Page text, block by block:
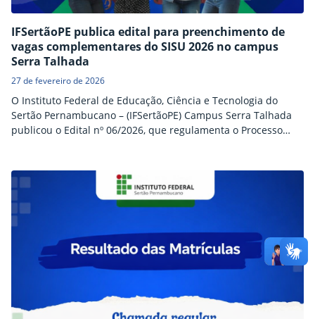
IFSertãoPE publica edital para preenchimento de
vagas complementares do SISU 2026 no campus
Serra Talhada
27 de fevereiro de 2026
O Instituto Federal de Educação, Ciência e Tecnologia do
Sertão Pernambucano – (IFSertãoPE) Campus Serra Talhada
publicou o Edital nº 06/2026, que regulamenta o Processo
primeiro e segundo semestres letivos de 2026. A seleção será
realizada com base nas notas obtidas em qualquer edição do
Exame…